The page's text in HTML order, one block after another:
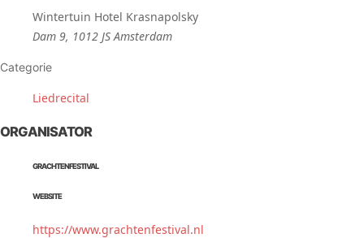
Wintertuin Hotel Krasnapolsky
Dam 9, 1012 JS Amsterdam
Categorie
Liedrecital
ORGANISATOR
GRACHTENFESTIVAL
WEBSITE
https://www.grachtenfestival.nl